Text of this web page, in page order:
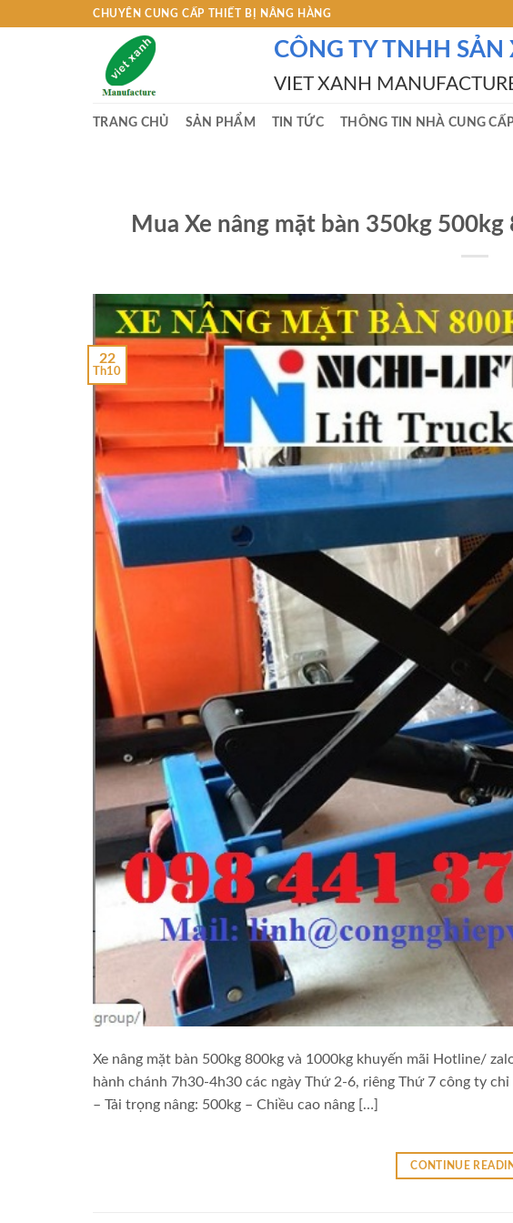
CHUYÊN CUNG CẤP THIẾT BỊ NÂNG HÀNG
CÔNG TY TNHH SẢN
VIET XANH
TRANG CHỦ SẢN PHẨM TIN TỨC THÔNG TIN NHÀ CUNG
Mua Xe nâng mặt bàn 350kg
22
Th10
Xe nâng mặt bàn 500kg 800kg và 1000kg khuyến mãi Hotline/
hành chánh 7h30-4h30 các ngày Thứ 2-6, riêng Thứ 7 công ty
– Tải trọng nâng: 500kg – Chiều cao nâng […]
CONTINUE